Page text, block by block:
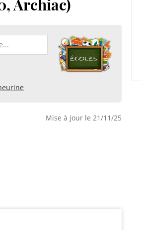
Archiac)
Mise à jour le 21/11/25